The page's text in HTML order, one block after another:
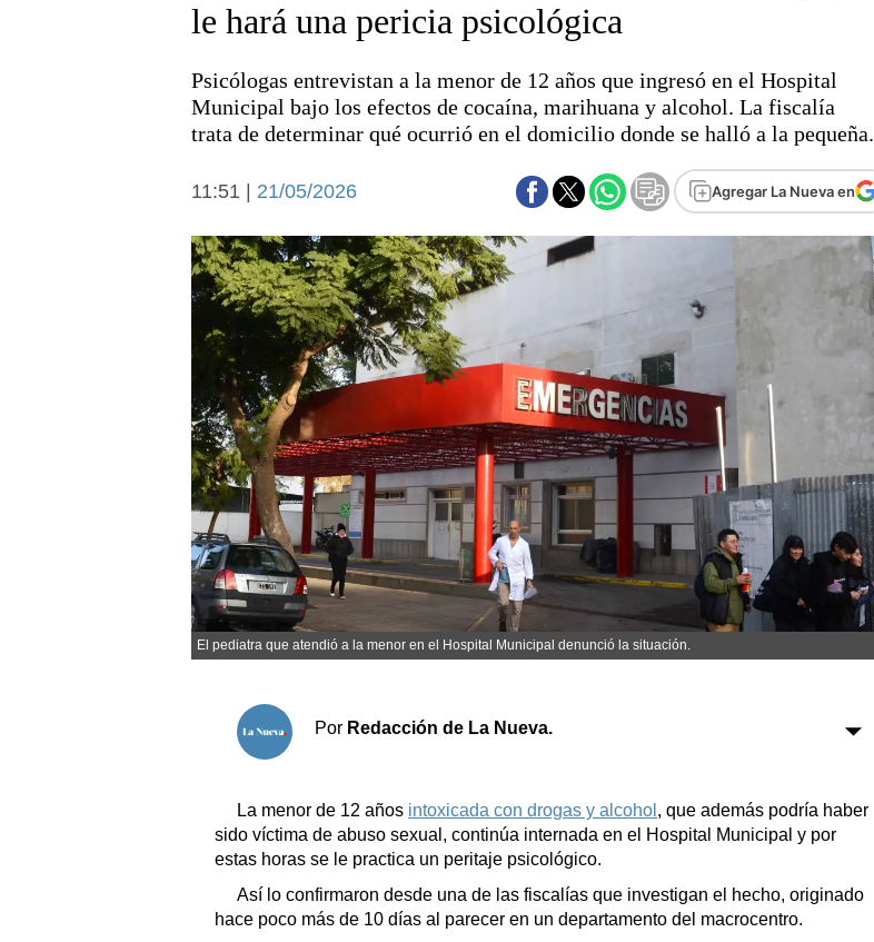
Seguridad
Deportes
Escenario Olímpico
Liga del Sur
Fútbol
Federal A
Arte y cultura
Aplausos
Cines
Economía y campo
Economía y finanzas
Con el campo
Espacio empresas
Sociedad y tiempo libre
Sociedad
Tecnología
Turismo
Salud
Es viral
El tiempo
Fúnebres
Clasificados
Horóscopo
Servicios
Datos Útiles
Fúnebres
Edictos
Teléfonos de urgencia
le hará una pericia psicológica
Psicólogas entrevistan a la menor de 12 años que ingresó en el Hospital
Municipal bajo los efectos de cocaína, marihuana y alcohol. La fiscalía
trata de determinar qué ocurrió en el domicilio donde se halló a la pequeña.
Agregar La Nueva en
11:51 | 21/05/2026
El pediatra que atendió a la menor en el Hospital Municipal denunció la situación.
Por Redacción de La Nueva.
La menor de 12 años intoxicada con drogas y alcohol , que además podría haber
sido víctima de abuso sexual, continúa internada en el Hospital Municipal y por
estas horas se le practica un peritaje psicológico.
Así lo confirmaron desde una de las fiscalías que investigan el hecho, originado
hace poco más de 10 días al parecer en un departamento del macrocentro.